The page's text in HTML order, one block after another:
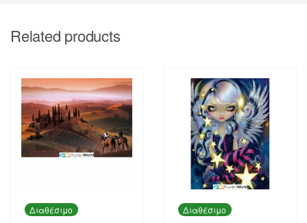
Related products
Διαθέσιμο Διαθέσιμο